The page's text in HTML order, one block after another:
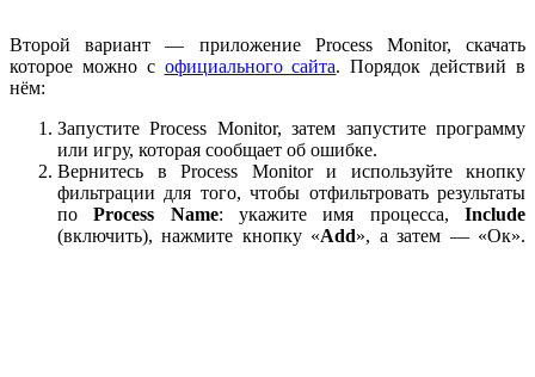
Второй вариант — приложение Process Monitor, скачать
которое можно с официального сайта. Порядок действий в
нём:
Запустите Process Monitor, затем запустите программу
или игру, которая сообщает об ошибке.
Вернитесь в Process Monitor и используйте кнопку
фильтрации для того, чтобы отфильтровать результаты
поProcess Name: укажите имя процесса,Include
(включить), нажмите кнопку «Add», а затем — «Ок».